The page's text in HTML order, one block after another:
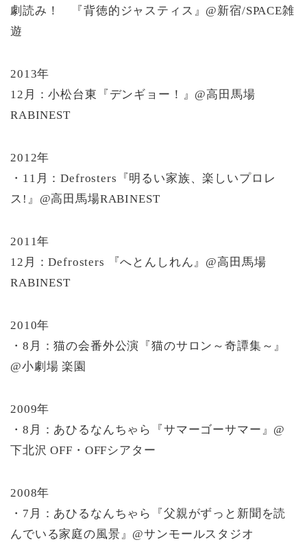
劇読み！ 『背徳的ジャスティス』@新宿/SPACE雑
遊
2013年
12月：小松台東『デンギョー！』@高田馬場
RABINEST
2012年
・11月：Defrosters『明るい家族、楽しいプロレ
ス!』@高田馬場RABINEST
2011年
12月：Defrosters 『へとんしれん』@高田馬場
RABINEST
2010年
・8月：猫の会番外公演『猫のサロン～奇譚集～』
@小劇場 楽園
2009年
・8月：あひるなんちゃら『サマーゴーサマー』@
下北沢 OFF・OFFシアター
2008年
・7月：あひるなんちゃら『父親がずっと新聞を読
んでいる家庭の風景』@サンモールスタジオ